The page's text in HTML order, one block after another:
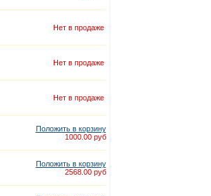
Нет в продаже
Нет в продаже
Нет в продаже
Положить в корзину
1000.00 руб
Положить в корзину
2568.00 руб